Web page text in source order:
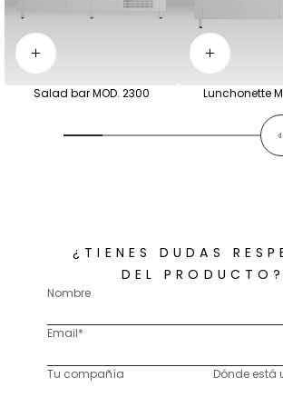
Salad bar MOD. 2300 Lunchonette
¿TIENES DUDAS
DEL PRODUCTO?
Nombre
Email*
Tu compañía Dónde está